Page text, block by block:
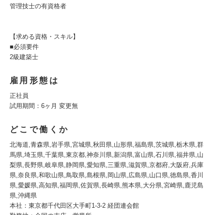
管理技士の有資格者
【求める資格・スキル】
■必須要件
2級建築士
雇用形態は
正社員
試用期間：6ヶ月 変更無
どこで働くか
北海道,青森県,岩手県,宮城県,秋田県,山形県,福島県,茨城県,栃木県,群
馬県,埼玉県,千葉県,東京都,神奈川県,新潟県,富山県,石川県,福井県,山
梨県,長野県,岐阜県,静岡県,愛知県,三重県,滋賀県,京都府,大阪府,兵庫
県,奈良県,和歌山県,鳥取県,島根県,岡山県,広島県,山口県,徳島県,香川
県,愛媛県,高知県,福岡県,佐賀県,長崎県,熊本県,大分県,宮崎県,鹿児島
県,沖縄県
本社：東京都千代田区大手町1-3-2 経団連会館